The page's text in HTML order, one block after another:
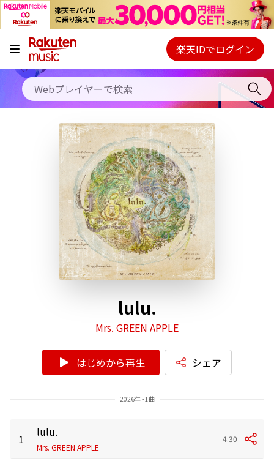
キャンペーン
料金プラン
使い方
初回30日間無料お試し
Webプレイヤー
ご契約内容の確認・変更
楽天IDでログイン
lulu.
Mrs. GREEN APPLE
はじめから再生 シェア
2026年 - 1曲
1 lulu.
Mrs. GREEN APPLE
4:30